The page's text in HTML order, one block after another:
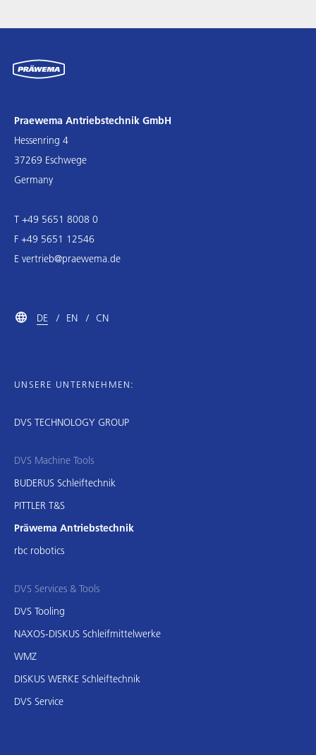
Praewema Antriebstechnik GmbH
Hessenring 4
37269 Eschwege
Germany
T +49 5651 8008 0
F +49 5651 12546
E vertrieb@praewema.de
DE EN CN
UNSERE UNTERNEHMEN:
DVS TECHNOLOGY GROUP
DVS Machine Tools
BUDERUS Schleiftechnik
PITTLER T&S
Präwema Antriebstechnik
rbc robotics
DVS Services & Tools
DVS Tooling
NAXOS-DISKUS Schleifmittelwerke
WMZ
DISKUS WERKE Schleiftechnik
DVS Service